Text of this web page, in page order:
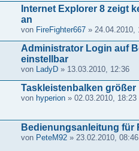
Internet Explorer 8 zeigt
an
von FireFighter667» 24.04.2010,
Administrator Login auf
einstellbar
von LadyD» 13.03.2010, 12:36
Taskleistenbalken größer
von hyperion» 02.03.2010, 18:23
Bedienungsanleitung für
von PeteM92» 23.02.2010, 08:46